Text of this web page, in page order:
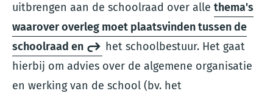
uitbrengen aan de schoolraad over alle thema's
waarover overleg moet plaatsvinden tussen de
schoolraad en
het schoolbestuur. Het gaat
hierbij om advies over de algemene organisatie
en werking van de school (bv. het